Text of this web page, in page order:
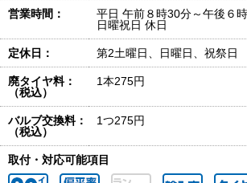
営業時間：
平日 午前８時30分～午後６時
日曜祝日 休日
定休日： 第2土曜日、日曜日、祝祭日
廃タイヤ料：
（税込）
1本275円
バルブ交換料：
（税込）
1つ275円
取付・対応可能項目